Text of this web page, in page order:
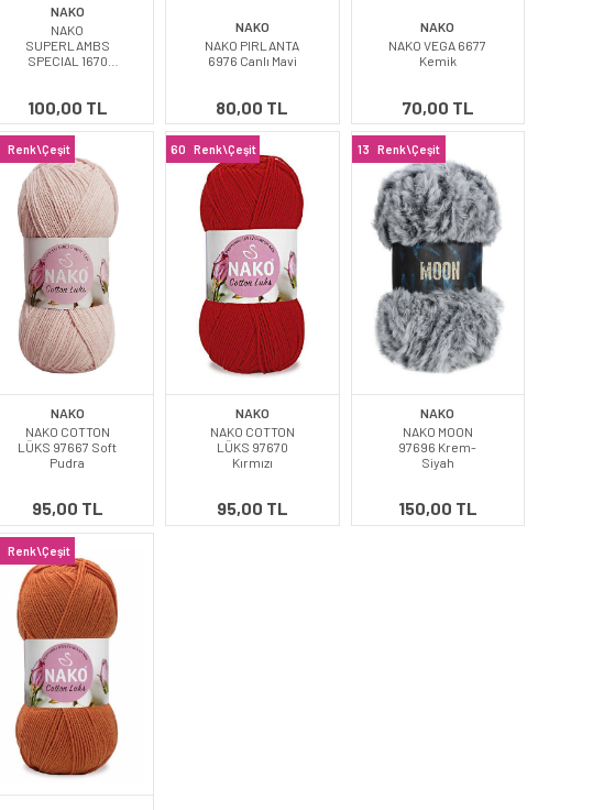
NAKO
NAKO
SUPERLAMBS
SPECIAL 1670
100,00 TL
NAKO
NAKO PIRLANTA
6976 Canlı Mavi
80,00 TL
NAKO
NAKO VEGA 6677
Kemik
70,00 TL
Renk\Çeşit
NAKO
NAKO COTTON
LÜKS 97667 Soft
Pudra
95,00 TL
60 Renk\Çeşit
NAKO
NAKO COTTON
LÜKS 97670
Kırmızı
95,00 TL
13 Renk\Çeşit
NAKO
NAKO MOON
97696 Krem-
Siyah
150,00 TL
Renk\Çeşit